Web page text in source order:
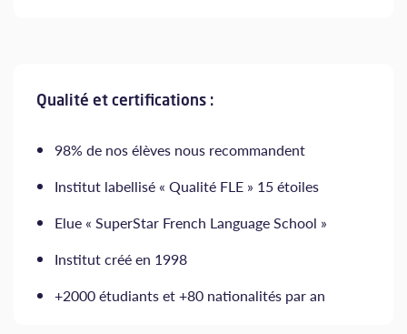
Qualité et certifications :
98% de nos élèves nous recommandent
Institut labellisé « Qualité FLE » 15 étoiles
Elue « SuperStar French Language School »
Institut créé en 1998
+2000 étudiants et +80 nationalités par an